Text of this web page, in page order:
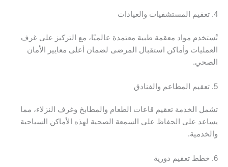
4. تعقيم المستشفيات والعيادات
تُستخدم مواد معقمة طبية معتمدة عالميًا، مع التركيز على غرف
العمليات وأماكن استقبال المرضى لضمان أعلى معايير الأمان
الصحي.
5. تعقيم المطاعم والفنادق
تشمل الخدمة تعقيم قاعات الطعام والمطابخ وغرف النزلاء، مما
يساعد على الحفاظ على السمعة الصحية لهذه الأماكن السياحية
والخدمية.
6. خطط تعقيم دورية